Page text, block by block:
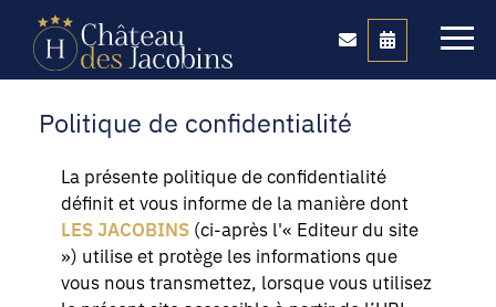
Politique de confidentialité
La présente politique de confidentialité
définit et vous informe de la manière dont
LES JACOBINS (ci-après l'« Editeur du site
») utilise et protège les informations que
vous nous transmettez, lorsque vous utilisez